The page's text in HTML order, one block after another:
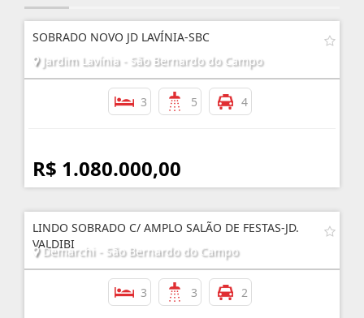
SOBRADO NOVO JD LAVÍNIA-SBC
Jardim Lavínia - São Bernardo do Campo
3 5 4
R$ 1.080.000,00
LINDO SOBRADO C/ AMPLO SALÃO DE FESTAS-JD.
VALDIBI
Demarchi - São Bernardo do Campo
3 3 2